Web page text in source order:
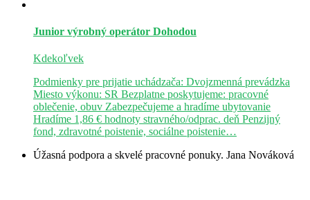
Junior výrobný operátor Dohodou
Kdekoľvek
Podmienky pre prijatie uchádzača: Dvojzmenná prevádzka
Miesto výkonu: SR Bezplatne poskytujeme: pracovné
oblečenie, obuv Zabezpečujeme a hradíme ubytovanie
Hradíme 1,86 € hodnoty stravného/odprac. deň Penzijný
fond, zdravotné poistenie, sociálne poistenie…
Úžasná podpora a skvelé pracovné ponuky. Jana Nováková